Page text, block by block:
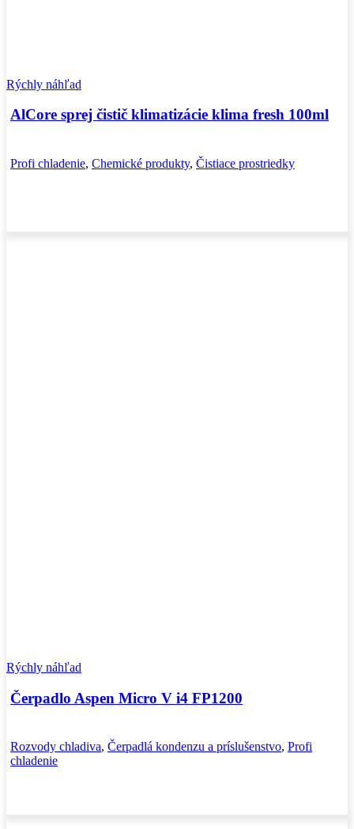
Rýchly náhľad
AlCore sprej čistič klimatizácie klima fresh 100ml
Profi chladenie, Chemické produkty, Čistiace prostriedky
Rýchly náhľad
Čerpadlo Aspen Micro V i4 FP1200
Rozvody chladiva, Čerpadlá kondenzu a príslušenstvo, Profi
chladenie